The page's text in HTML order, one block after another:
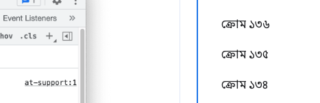
ক্রোম ১৩৬
ক্রোম ১৩৫
ক্রোম ১৩৪